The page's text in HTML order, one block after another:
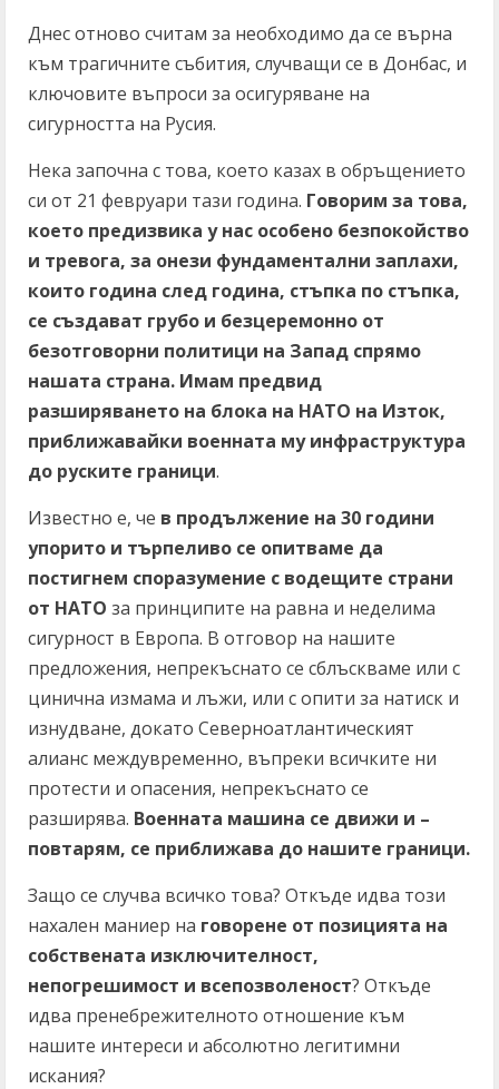
Днес отново считам за необходимо да се върна
към трагичните събития, случващи се в Донбас, и
ключовите въпроси за осигуряване на
сигурността на Русия.
Нека започна с това, което казах в обръщението
си от 21 февруари тази година. Говорим за това,
което предизвика у нас особено безпокойство
и тревога, за онези фундаментални заплахи,
които година след година, стъпка по стъпка,
се създават грубо и безцеремонно от
безотговорни политици на Запад спрямо
нашата страна. Имам предвид
разширяването на блока на НАТО на Изток,
приближавайки военната му инфраструктура
до руските граници.
Известно е, че в продължение на 30 години
упорито и търпеливо се опитваме да
постигнем споразумение с водещите страни
от НАТО за принципите на равна и неделима
сигурност в Европа. В отговор на нашите
предложения, непрекъснато се сблъскваме или с
цинична измама и лъжи, или с опити за натиск и
изнудване, докато Северноатлантическият
алианс междувременно, въпреки всичките ни
протести и опасения, непрекъснато се
разширява. Военната машина се движи и –
повтарям, се приближава до нашите граници.
Защо се случва всичко това? Откъде идва този
нахален маниер на говорене от позицията на
собствената изключителност,
непогрешимост и всепозволеност? Откъде
идва пренебрежителното отношение към
нашите интереси и абсолютно легитимни
искания?